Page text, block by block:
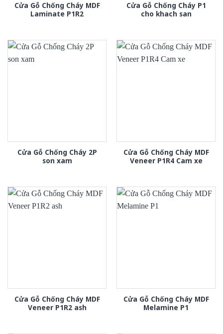
Cửa Gỗ Chống Cháy MDF
Laminate P1R2
Cửa Gỗ Chống Cháy P1
cho khach san
Cửa Gỗ Chống Cháy 2P
son xam
Cửa Gỗ Chống Cháy MDF
Veneer P1R4 Cam xe
Cửa Gỗ Chống Cháy MDF
Veneer P1R2 ash
Cửa Gỗ Chống Cháy MDF
Melamine P1